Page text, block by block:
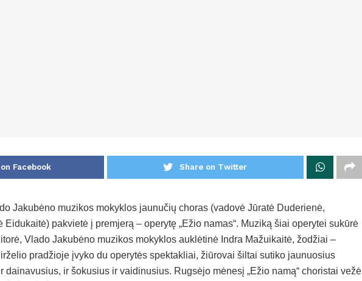
Facebook Share on Twitter
Jakubėno muzikos mokyklos jaunučių choras (vadovė Jūratė Duderienė,
Eidukaitė) pakvietė į premjerą – operytę „Ežio namas“. Muziką šiai operytei sukūrė
Vlado Jakubėno muzikos mokyklos auklėtinė Indra Mažuikaitė, žodžiai –
pradžioje įvyko du operytės spektakliai, žiūrovai šiltai sutiko jaunuosius
dainavusius, ir šokusius ir vaidinusius. Rugsėjo mėnesį „Ežio namą“ choristai vežė